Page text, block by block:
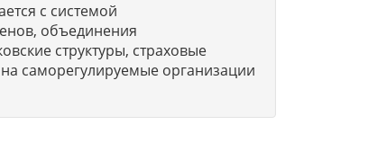
с системой
объединения
структуры, страховые
саморегулируемые организации